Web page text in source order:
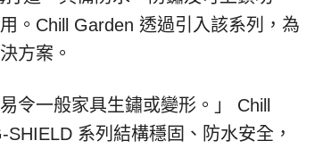
。Chill Garden 透過引入該系列，為
方案。
令一般家具生鏽或變形。」 Chill
SHIELD 系列結構穩固、防水安全，